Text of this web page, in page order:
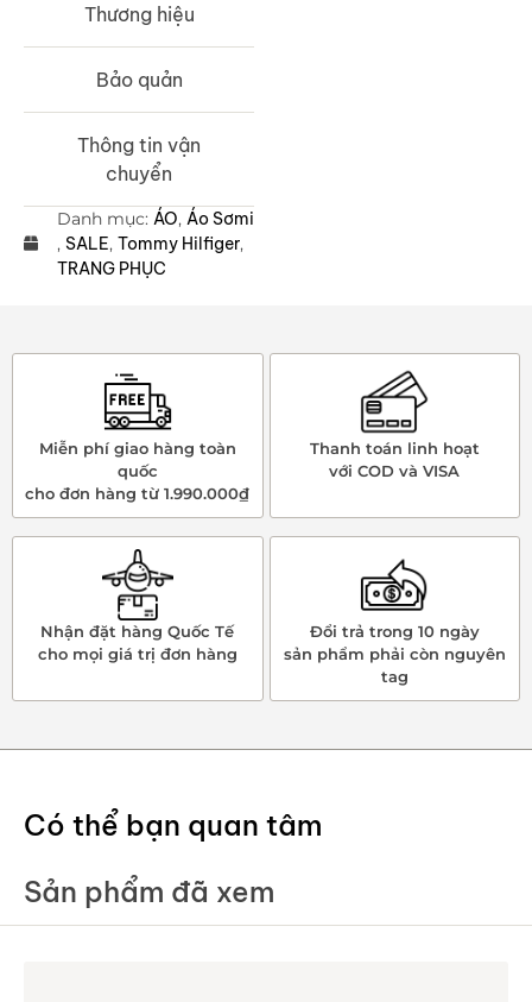
Thương hiệu
Bảo quản
Thông tin vận
chuyển
Danh mục: ÁO, Áo Sơmi
, SALE, Tommy Hilfiger,
TRANG PHỤC
Miễn phí giao hàng toàn
quốc
cho đơn hàng từ 1.990.000₫
Thanh toán linh hoạt
với COD và VISA
Nhận đặt hàng Quốc Tế
cho mọi giá trị đơn hàng
Đổi trả trong 10 ngày
sản phẩm phải còn nguyên
tag
Có thể bạn quan tâm
Sản phẩm đã xem